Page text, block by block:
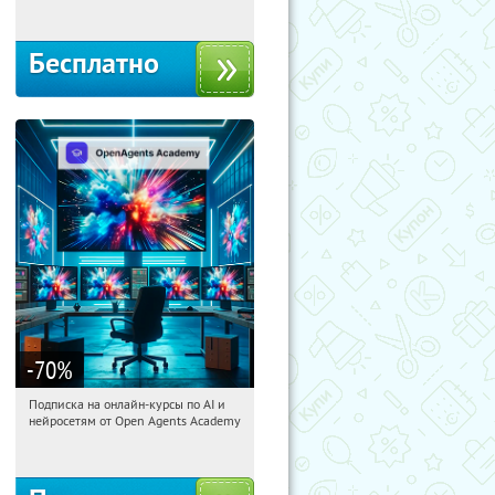
Бесплатно
-70%
04:56:20 Получили:
Подписка на онлайн-курсы по AI и
нейросетям от Open Agents Academy